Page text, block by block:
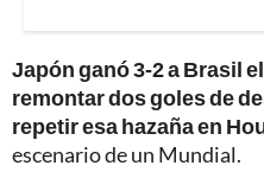
Japón ganó 3-2 a Brasil
remontar dos goles de
repetir esa hazaña en
escenario de un Mundial.